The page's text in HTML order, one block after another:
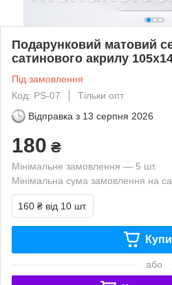
Подарунковий матовий
сатинового акрилу
Під замовлення
Код: PS-07
Тільки опт
Відправка з 13 серпня 2026
180 ₴
Мінімальне замовлення — 5 шт.
Мінімальна сума замовлення на
160 ₴ від 10 шт.
або